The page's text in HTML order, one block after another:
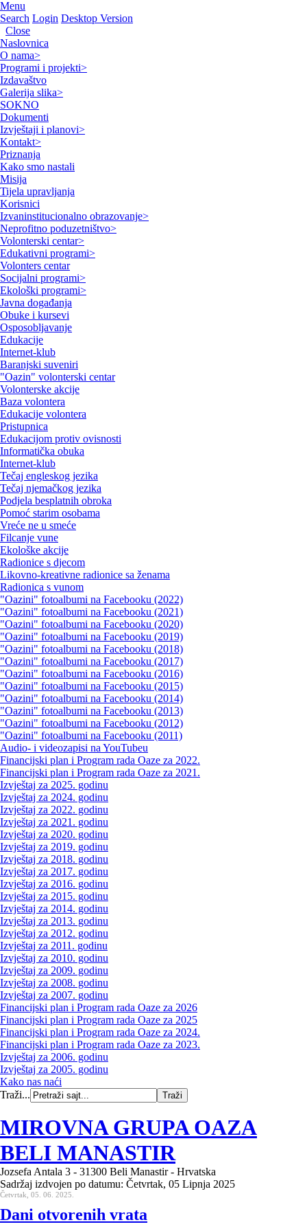
Menu
Search Login Desktop Version
Close
Naslovnica
O nama>
Programi i projekti>
Izdavaštvo
Galerija slika>
SOKNO
Dokumenti
Izvještaji i planovi>
Kontakt>
Priznanja
Kako smo nastali
Misija
Tijela upravljanja
Korisnici
Izvaninstitucionalno obrazovanje>
Neprofitno poduzetništvo>
Volonterski centar>
Edukativni programi>
Volonters centar
Socijalni programi>
Ekološki programi>
Javna događanja
Obuke i kursevi
Osposobljavanje
Edukacije
Internet-klub
Baranjski suveniri
"Oazin" volonterski centar
Volonterske akcije
Baza volontera
Edukacije volontera
Pristupnica
Edukacijom protiv ovisnosti
Informatička obuka
Internet-klub
Tečaj engleskog jezika
Tečaj njemačkog jezika
Podjela besplatnih obroka
Pomoć starim osobama
Vreće ne u smeće
Filcanje vune
Ekološke akcije
Radionice s djecom
Likovno-kreativne radionice sa ženama
Radionica s vunom
"Oazini" fotoalbumi na Facebooku (2022)
"Oazini" fotoalbumi na Facebooku (2021)
"Oazini" fotoalbumi na Facebooku (2020)
"Oazini" fotoalbumi na Facebooku (2019)
"Oazini" fotoalbumi na Facebooku (2018)
"Oazini" fotoalbumi na Facebooku (2017)
"Oazini" fotoalbumi na Facebooku (2016)
"Oazini" fotoalbumi na Facebooku (2015)
"Oazini" fotoalbumi na Facebooku (2014)
"Oazini" fotoalbumi na Facebooku (2013)
"Oazini" fotoalbumi na Facebooku (2012)
"Oazini" fotoalbumi na Facebooku (2011)
Audio- i videozapisi na YouTubeu
Financijski plan i Program rada Oaze za 2022.
Financijski plan i Program rada Oaze za 2021.
Izvještaj za 2025. godinu
Izvještaj za 2024. godinu
Izvještaj za 2022. godinu
Izvještaj za 2021. godinu
Izvještaj za 2020. godinu
Izvještaj za 2019. godinu
Izvještaj za 2018. godinu
Izvještaj za 2017. godinu
Izvještaj za 2016. godinu
Izvještaj za 2015. godinu
Izvještaj za 2014. godinu
Izvještaj za 2013. godinu
Izvještaj za 2012. godinu
Izvještaj za 2011. godinu
Izvještaj za 2010. godinu
Izvještaj za 2009. godinu
Izvještaj za 2008. godinu
Izvještaj za 2007. godinu
Financijski plan i Program rada Oaze za 2026
Financijski plan i Program rada Oaze za 2025
Financijski plan i Program rada Oaze za 2024.
Financijski plan i Program rada Oaze za 2023.
Izvještaj za 2006. godinu
Izvještaj za 2005. godinu
Kako nas naći
Traži...
MIROVNA GRUPA OAZA
BELI MANASTIR
Jozsefa Antala 3 - 31300 Beli Manastir - Hrvatska
Sadržaj izdvojen po datumu: Četvrtak, 05 Lipnja 2025
Četvrtak, 05. 06. 2025.
Dani otvorenih vrata